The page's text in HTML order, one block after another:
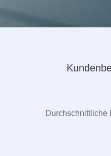
Durchschnittliche